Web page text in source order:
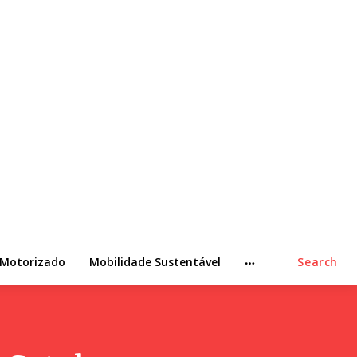
Mobilidade Sustentável Search